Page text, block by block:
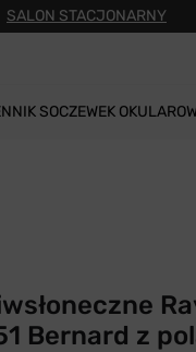
SALON STACJONARNY
SOCZEWEK
Bernard z